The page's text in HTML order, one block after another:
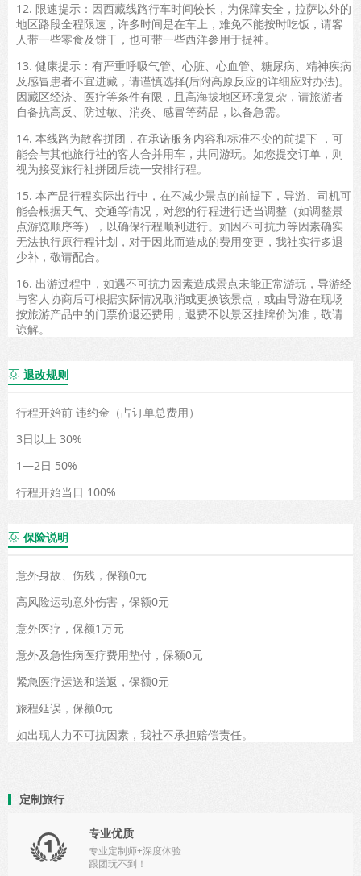
12. 限速提示：因西藏线路行车时间较长，为保障安全，拉萨以外的
地区路段全程限速，许多时间是在车上，难免不能按时吃饭，请客
人带一些零食及饼干，也可带一些西洋参用于提神。
13. 健康提示：有严重呼吸气管、心脏、心血管、糖尿病、精神疾病
及感冒患者不宜进藏，请谨慎选择(后附高原反应的详细应对办法)。
因藏区经济、医疗等条件有限，且高海拔地区环境复杂，请旅游者
自备抗高反、防过敏、消炎、感冒等药品，以备急需。
14. 本线路为散客拼团，在承诺服务内容和标准不变的前提下 ，可
能会与其他旅行社的客人合并用车，共同游玩。如您提交订单，则
视为接受旅行社拼团后统一安排行程。
15. 本产品行程实际出行中，在不减少景点的前提下，导游、司机可
能会根据天气、交通等情况，对您的行程进行适当调整（如调整景
点游览顺序等），以确保行程顺利进行。如因不可抗力等因素确实
无法执行原行程计划，对于因此而造成的费用变更，我社实行多退
少补，敬请配合。
16. 出游过程中，如遇不可抗力因素造成景点未能正常游玩，导游经
与客人协商后可根据实际情况取消或更换该景点，或由导游在现场
按旅游产品中的门票价退还费用，退费不以景区挂牌价为准，敬请
谅解。
 退改规则
行程开始前 违约金（占订单总费用）
3日以上 30%
1—2日 50%
行程开始当日 100%
 保险说明
意外身故、伤残，保额0元
高风险运动意外伤害，保额0元
意外医疗，保额1万元
意外及急性病医疗费用垫付，保额0元
紧急医疗运送和送返，保额0元
旅程延误，保额0元
如出现人力不可抗因素，我社不承担赔偿责任。
定制旅行
 专业优质
专业定制师+深度体验
跟团玩不到！